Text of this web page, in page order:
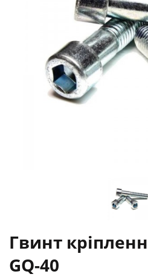
Гвинт
GQ-40